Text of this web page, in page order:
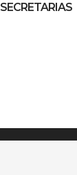
SECRETARIAS